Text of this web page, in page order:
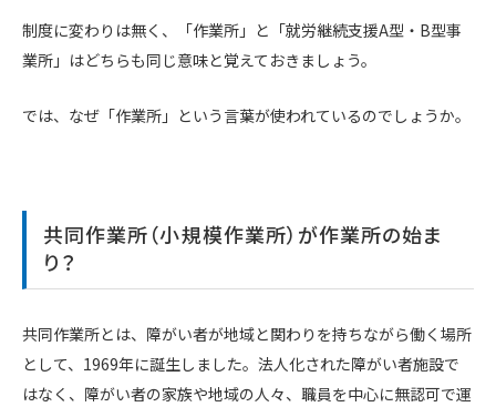
制度に変わりは無く、「作業所」と「就労継続支援A型・B型事
業所」はどちらも同じ意味と覚えておきましょう。
では、なぜ「作業所」という言葉が使われているのでしょうか。
共同作業所（小規模作業所）が作業所の始ま
り？
共同作業所とは、障がい者が地域と関わりを持ちながら働く場所
として、1969年に誕生しました。法人化された障がい者施設で
はなく、障がい者の家族や地域の人々、職員を中心に無認可で運